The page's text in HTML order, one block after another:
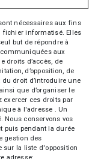
nécessaires aux fins
fichier informatisé. Elles
but de répondre à
aux
droits d’accès, de
d’opposition, de
droit d’introduire une
que d’organiser le
exercer ces droits par
à l'adresse . Un
Nous conservons vos
puis pendant la durée
gestion des
sur la liste d'opposition